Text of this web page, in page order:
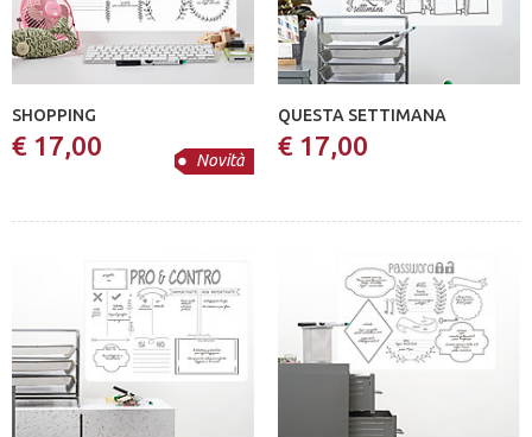
Novità
SHOPPING
€ 17,00
QUESTA SETTIMANA
€ 17,00